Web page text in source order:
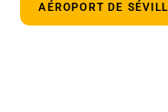
AÉROPORT DE